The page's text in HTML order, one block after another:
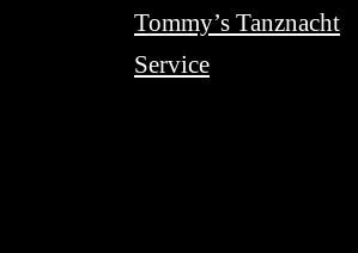
Tommy’s Tanznacht
Service